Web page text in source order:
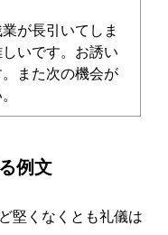
が長引いてしま
いです。お誘い
また次の機会が
例文
堅くなくとも礼儀は